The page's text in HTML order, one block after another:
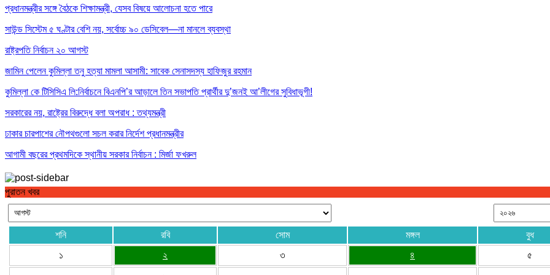
প্রধানমন্ত্রীর সঙ্গে বৈঠকে শিক্ষামন্ত্রী, যেসব বিষয়ে আলোচনা হতে পারে
সাউন্ড সিস্টেম ৫ ঘণ্টার বেশি নয়, সর্বোচ্চ ৯০ ডেসিবেল—না মানলে ব্যবস্থা
রাষ্ট্রপতি নির্বাচন ২০ আগস্ট
জামিন পেলেন কুমিল্লা তনু হত্যা মামলা আসামী: সাবেক সেনাসদস্য হাফিজুর রহমান
কুমিল্লা কে টিসিসিএ লি:নির্বাচনে বিএনপি’র আড়ালে তিন সভাপতি প্রার্থীর দু’জনই আ’লীগের সুবিধাভূগী!
সরকারের নয়, রাষ্ট্রের বিরুদ্ধে বলা অপরাধ : তথ্যমন্ত্রী
ঢাকার চারপাশের নৌপথগুলো সচল করার নির্দেশ প্রধানমন্ত্রীর
আগামী বছরের প্রথমদিকে স্থানীয় সরকার নির্বাচন : মির্জা ফখরুল
পুরাতন খবর
শনি রবি সোম মঙ্গল বুধ
১
২ ৩ ৪ ৫